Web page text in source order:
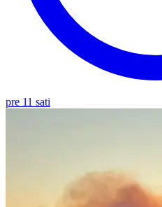
pre 11 sati